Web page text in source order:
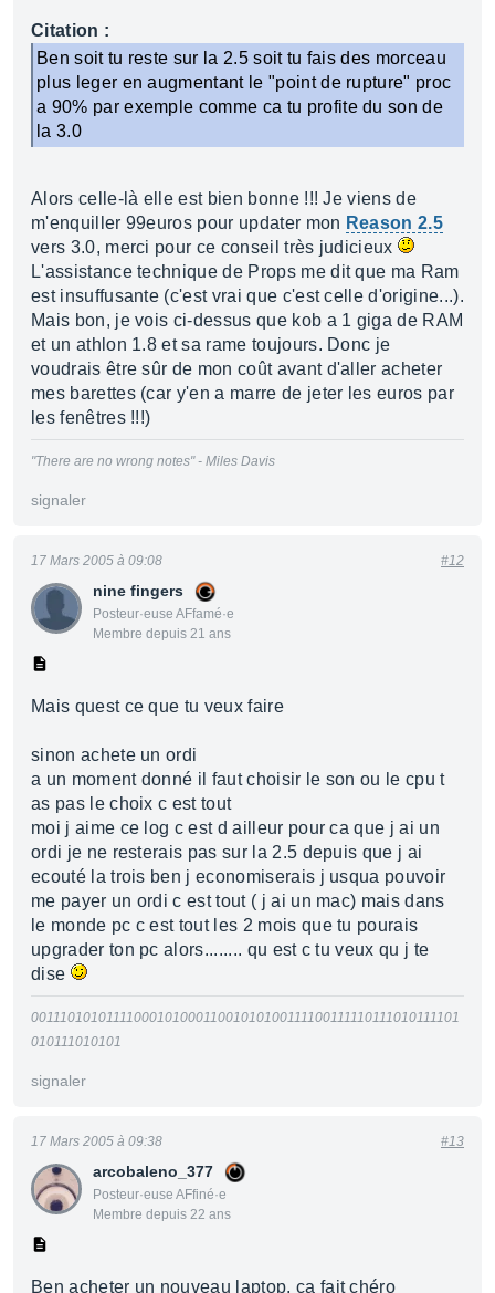
Citation :
Ben soit tu reste sur la 2.5 soit tu fais des morceau
plus leger en augmentant le "point de rupture" proc
a 90% par exemple comme ca tu profite du son de
la 3.0
Alors celle-là elle est bien bonne !!! Je viens de
m'enquiller 99euros pour updater mon Reason 2.5
vers 3.0, merci pour ce conseil très judicieux
L'assistance technique de Props me dit que ma Ram
est insuffusante (c'est vrai que c'est celle d'origine...).
Mais bon, je vois ci-dessus que kob a 1 giga de RAM
et un athlon 1.8 et sa rame toujours. Donc je
voudrais être sûr de mon coût avant d'aller acheter
mes barettes (car y'en a marre de jeter les euros par
les fenêtres !!!)
"There are no wrong notes" - Miles Davis
signaler
nine fingers
Posteur·euse AFfamé·e
Membre depuis 21 ans
17 Mars 2005 à 09:08 #12
Mais quest ce que tu veux faire
sinon achete un ordi
a un moment donné il faut choisir le son ou le cpu t
as pas le choix c est tout
moi j aime ce log c est d ailleur pour ca que j ai un
ordi je ne resterais pas sur la 2.5 depuis que j ai
ecouté la trois ben j economiserais j usqua pouvoir
me payer un ordi c est tout ( j ai un mac) mais dans
le monde pc c est tout les 2 mois que tu pourais
upgrader ton pc alors........ qu est c tu veux qu j te
dise
0011101010111100010100011001010100111100111110111010111101
010111010101
signaler
arcobaleno_377
Posteur·euse AFfiné·e
Membre depuis 22 ans
17 Mars 2005 à 09:38 #13
Ben acheter un nouveau laptop, ça fait chéro